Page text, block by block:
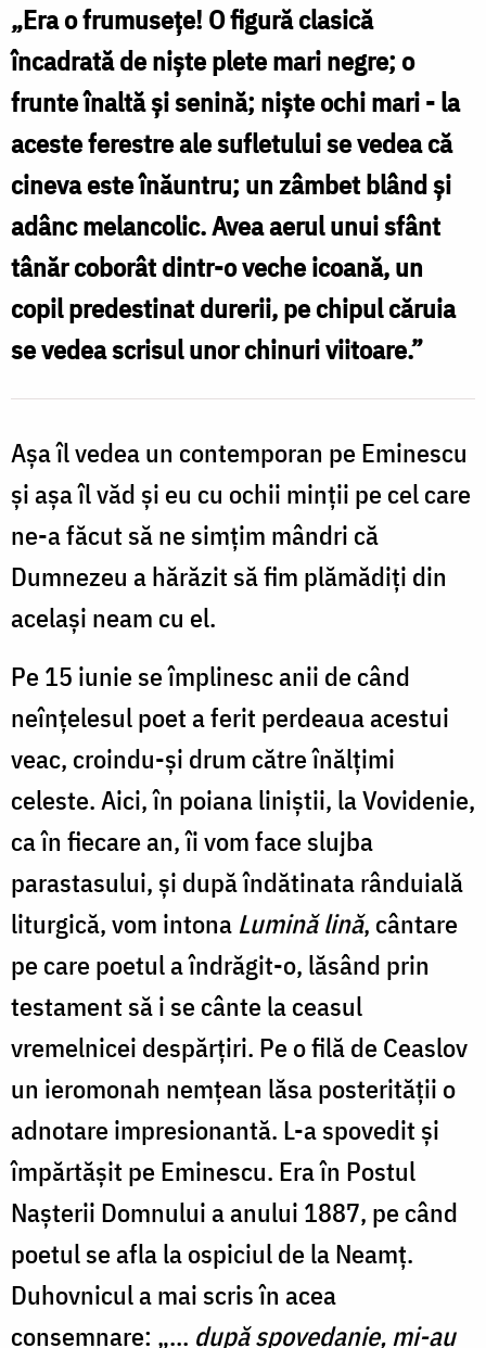
Eminescu
/
Foto:
Oana
Nechifor
„Era o frumusețe! O figură clasică
încadrată de niște plete mari negre; o
frunte înaltă și senină; niște ochi mari - la
aceste ferestre ale sufletului se vedea că
cineva este înăuntru; un zâmbet blând și
adânc melancolic. Avea aerul unui sfânt
tânăr coborât dintr-o veche icoană, un
copil predestinat durerii, pe chipul căruia
se vedea scrisul unor chinuri viitoare.”
Aşa îl vedea un contemporan pe Eminescu
şi aşa îl văd şi eu cu ochii minţii pe cel care
ne-a făcut să ne simţim mândri că
Dumnezeu a hărăzit să fim plămădiți din
acelaşi neam cu el.
Pe 15 iunie se împlinesc anii de când
neînţelesul poet a ferit perdeaua acestui
veac, croindu-şi drum către înălţimi
celeste. Aici, în poiana liniştii, la Vovidenie,
ca în fiecare an, îi vom face slujba
parastasului, şi după îndătinata rânduială
liturgică, vom intona Lumină lină, cântare
pe care poetul a îndrăgit-o, lăsând prin
testament să i se cânte la ceasul
vremelnicei despărțiri. Pe o filă de Ceaslov
un ieromonah nemțean lăsa posterității o
adnotare impresionantă. L-a spovedit și
împărtășit pe Eminescu. Era în Postul
Nașterii Domnului a anului 1887, pe când
poetul se afla la ospiciul de la Neamț.
Duhovnicul a mai scris în acea
consemnare: „… după spovedanie, mi-au